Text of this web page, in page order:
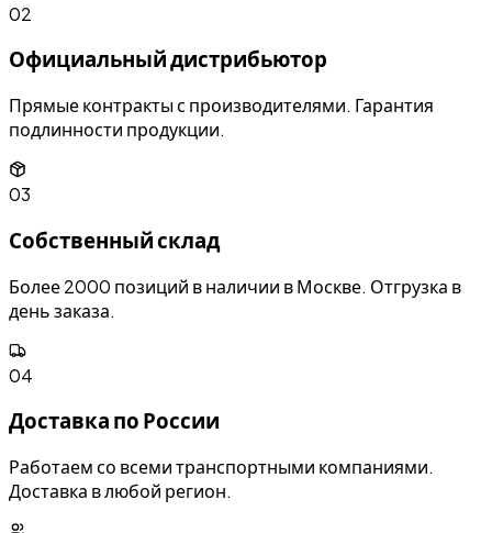
02
Официальный дистрибьютор
Прямые контракты с производителями. Гарантия
подлинности продукции.
03
Собственный склад
Более 2000 позиций в наличии в Москве. Отгрузка в
день заказа.
04
Доставка по России
Работаем со всеми транспортными компаниями.
Доставка в любой регион.